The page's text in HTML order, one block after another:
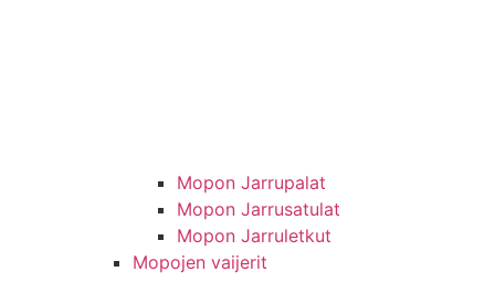
Mopon Jarrupalat
Mopon Jarrusatulat
Mopon Jarruletkut
Mopojen vaijerit